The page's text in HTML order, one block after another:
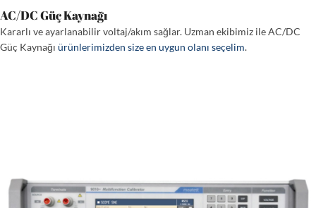
AC/DC Güç Kaynağı
Kararlı ve ayarlanabilir voltaj/akım sağlar. Uzman ekibimiz ile AC/DC
Güç Kaynağı ürünlerimizden size en uygun olanı seçelim.